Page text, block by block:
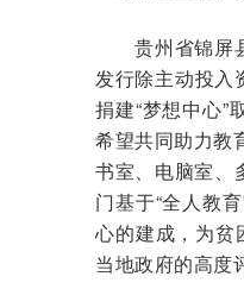
贵州省锦屏
发行除主动投入
捐建“梦想中心”
希望共同助力教
书室、电脑室、
门基于“全人教
心的建成，为贫
当地政府的高度